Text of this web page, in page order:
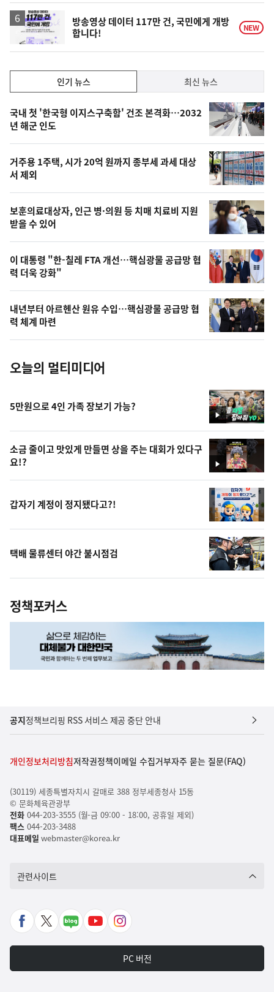
방송영상 데이터 117만 건, 국민에게 개방
합니다!
NEW
기,
최
신,
늘
의
영
상
오
늘
사
진
인기 뉴스 최신 뉴스
기
뉴
스
국내 첫 '한국형 이지스구축함' 건조 본격화…2032
년 해군 인도
거주용 1주택, 시가 20억 원까지 종부세 과세 대상
서 제외
보훈의료대상자, 인근 병·의원 등 치매 치료비 지원
받을 수 있어
이 대통령 "한-칠레 FTA 개선…핵심광물 공급망 협
력 더욱 강화"
내년부터 아르헨산 원유 수입…핵심광물 공급망 협
력 체계 마련
오늘의 멀티미디어
영
상
5만원으로 4인 가족 장보기 가능?
영
상
소금 줄이고 맛있게 만들면 상을 주는 대회가 있다구
요!?
갑자기 계정이 정지됐다고?!
택배 물류센터 야간 불시점검
정책포커스
공지정책브리핑 RSS 서비스 제공 중단 안내
개인정보처리방침저작권정책이메일 수집거부자주 묻는 질문(FAQ)
(30119) 세종특별자치시 갈매로 388 정부세종청사 15동
© 문화체육관광부
전화044-203-3555 (월-금 09:00 - 18:00, 공휴일 제외)
팩스044-203-3488
대표메일 webmaster@korea.kr
관련사이트
페
북
X
가
네
포
유
바
인
타
그
PC 버전